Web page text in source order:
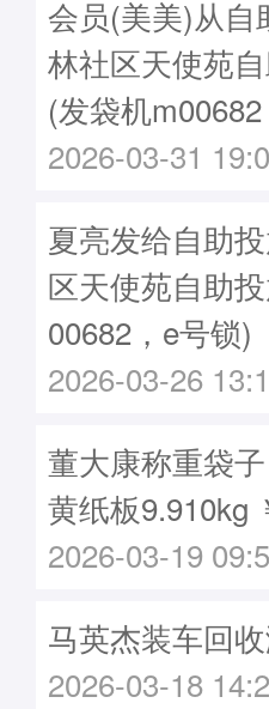
会员(美美)从自
林社区天使苑
(发袋机
2026-03-31
夏亮发给自助
区天使苑自助
00682，e号锁)
2026-03-26
董大康称重袋
黄纸板9.910kg
2026-03-19
马英杰装车回
2026-03-18